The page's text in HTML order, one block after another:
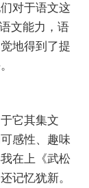
对于语文这
文能力，语
地得到了提
它其集文
感性、趣味
在上《武松
记忆犹新。